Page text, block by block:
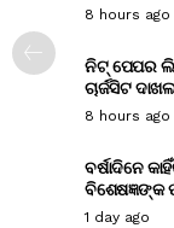
8 hours ago
ନିଟ୍ ପେପର
ଚାର୍ଜସିଟ ଦାଖଲ
8 hours ago
ବର୍ଷାଦିନେ
ବିଶେଷଜ୍ଞଙ୍କ
1 day ago